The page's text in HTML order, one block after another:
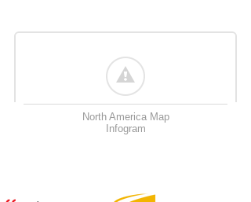
North America Map
Infogram